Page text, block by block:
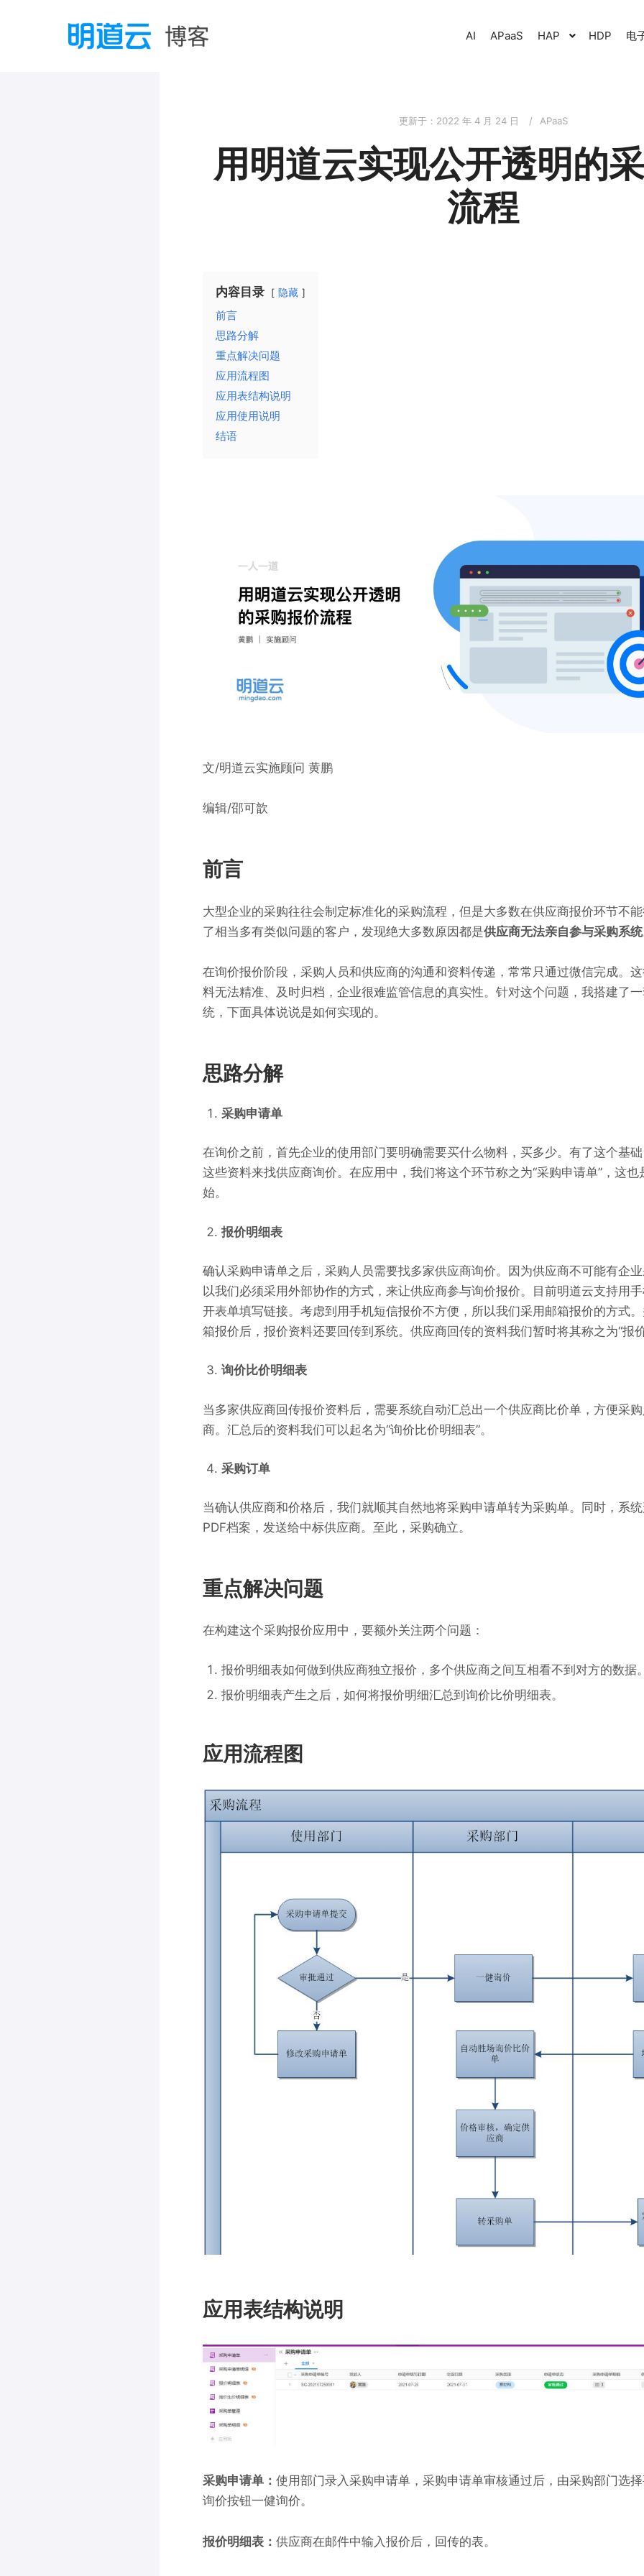
AI APaaS HAP HDP 电
更新于： 2022 年 4 月 24 日 APaaS
用明道云实现公开透明的
流程
内容目录 隐藏
前言
思路分解
重点解决问题
应用流程图
应用表结构说明
应用使用说明
结语
文/明道云实施顾问 黄鹏
编辑/邵可歆
前言
大型企业的采购往往会制定标准化的采购流程，但是大多数在供应商报价环节不
了相当多有类似问题的客户，发现绝大多数原因都是供应商无法亲自参与采购系统
在询价报价阶段，采购人员和供应商的沟通和资料传递，常常 只通过微信完成。 这
料无法精准、及时归档，企业很难监管信息的真实性。针对这个问题，我搭建了
统，下面具体说说是如何实现的。
思路分解
采购申请单
在询价之前，首先企业的使用部门要明确需要买什么物料，买多少。 有了这个基
这些资料来找供应商询价。在应用中，我们将这个环节称之为“采购申请单”，这
始。
报价明细表
确认采购申请单之后，采购人员需要找多家供应商询价。 因为供应商不可能有企
以我们必须采用外部协作的方式 ， 来让供应商参与询价报价。 目前明道云支持用
开表单填写链接。 考虑到用手机短信报价不方便，所以我们采用邮箱报价的方式
箱报价后，报价资料还要回传到系统。供应商回传的资料我们暂时将其称之为“报
询价比价明细表
当多家供应商回传报价资料后，需要系统自动汇总出一个供应商比价单，方便采
商。汇总后的资料我们可以起名为“询价比价明细表”。
采购订单
当确认供应商和价格后，我们就顺其自然地将采购申请单转为采购单。同时，系统
PDF档案，发送给中标供应商。 至此，采购确立。
重点解决问题
在构建这个采购报价应用中，要额外关注两个问题：
报价明细表如何做到供应商独立报价，多个供应商之间互相看不到对方的数据
报价明细表产生之后， 如何将报价明细汇总到询价比价明细表。
应用流程图
应用表结构说明
采购申请单： 使用部门录入采购申请单，采购申请单审核通过后，由采购部门选
询价按钮一健询价。
报价明细表： 供应商在邮件中输入报价后，回传的表。